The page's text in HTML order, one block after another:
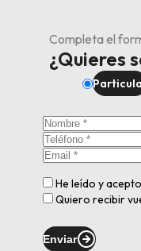
Completa el
¿Quieres
He leído y
Quiero recibir
Enviar